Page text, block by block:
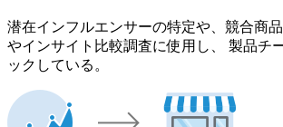
潜在インフルエンサーの特定や、競合商
やインサイト比較調査に使用し、 製品チ
ックしている。